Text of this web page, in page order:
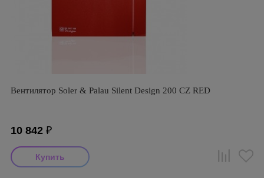
Вентилятор Soler & Palau Silent Design 200 CZ RED
10 842 ₽